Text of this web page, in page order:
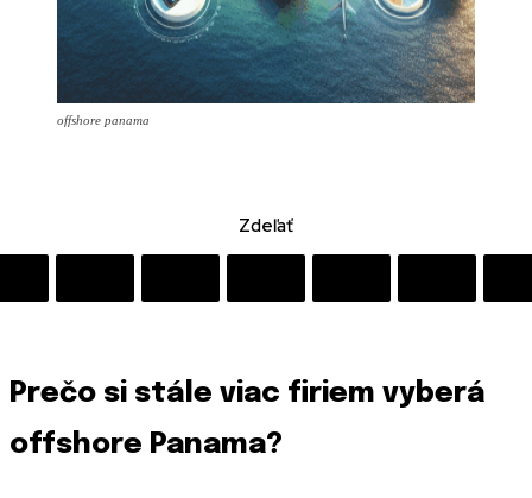
offshore panama
Zdeľať
Prečo si stále viac firiem vyberá
offshore Panama?